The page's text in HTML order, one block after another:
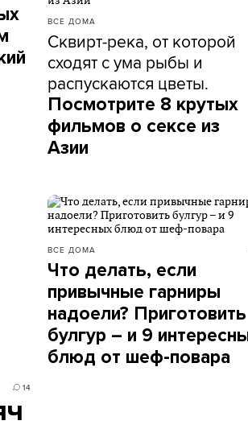
ВСЕ ДОМА
Сквирт-река, от которой
сходят с ума рыбы и
распускаются цветы.
Посмотрите 8 крутых
фильмов о сексе из
Азии
14
ВСЕ ДОМА
Что делать, если
привычные гарниры
надоели? Приготовить
булгур – и 9
блюд от шеф-повара